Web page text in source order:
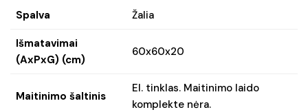
Spalva Žalia
Išmatavimai
(AxPxG) (cm)
60x60x20
Maitinimo šaltinis
El. tinklas. Maitinimo laido
komplekte nėra.